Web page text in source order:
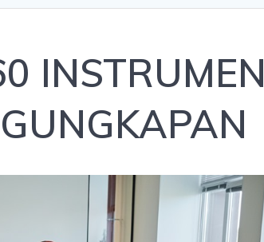
INSTRUMEN